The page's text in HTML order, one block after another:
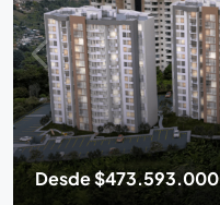
Desde$473.593.000